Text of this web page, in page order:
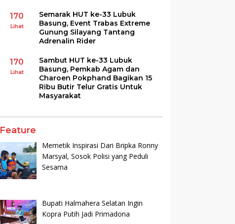
170
Lihat
Semarak HUT ke-33 Lubuk
Basung, Event Trabas Extreme
Gunung Silayang Tantang
Adrenalin Rider
170
Lihat
Sambut HUT ke-33 Lubuk
Basung, Pemkab Agam dan
Charoen Pokphand Bagikan 15
Ribu Butir Telur Gratis Untuk
Masyarakat
Feature
Memetik Inspirasi Dari Bripka Ronny
Marsyal, Sosok Polisi yang Peduli
Sesama
Bupati Halmahera Selatan Ingin
Kopra Putih Jadi Primadona